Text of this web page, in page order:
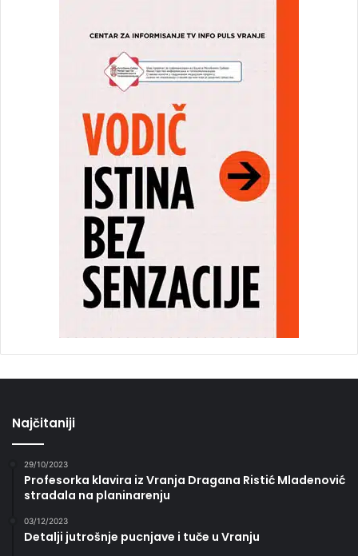
Najčitaniji
29/10/2023
Profesorka klavira iz Vranja Dragana Ristić Mladenović
stradala na planinarenju
03/12/2023
Detalji jutrošnje pucnjave i tuče u Vranju